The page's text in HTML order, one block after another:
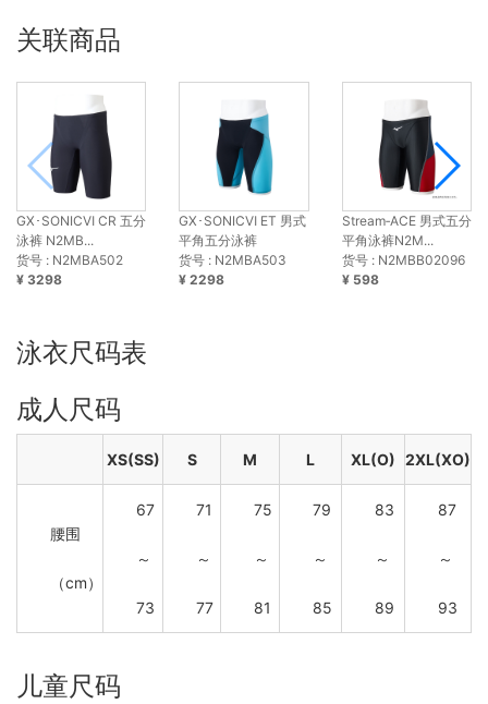
关联商品
GX･SONICⅥ CR 五分
泳裤 N2MB...
货号 : N2MBA502
¥ 3298
GX･SONICⅥ ET 男式
平角五分泳裤
货号 : N2MBA503
¥ 2298
Stream‐ACE 男式五分
平角泳裤N2M...
货号 : N2MBB02096
¥ 598
泳衣尺码表
成人尺码
XS(SS) S M L XL(O) 2XL(XO)
腰围
（cm）
67
～
73
71
～
77
75
～
81
79
～
85
83
～
89
87
～
93
儿童尺码